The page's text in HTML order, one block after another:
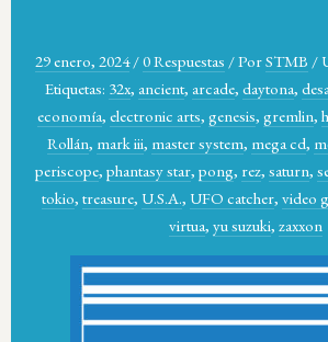
29 enero, 2024 /0 Respuestas /PorSTMB /
Etiquetas: 32x, ancient, arcade, daytona,
economía, electronic arts, genesis, gremlin,
Rollán, mark iii, master system, mega cd,
periscope, phantasy star, pong, rez, saturn,
tokio, treasure, U.S.A., UFO catcher, video
virtua, yu suzuki, zaxxon